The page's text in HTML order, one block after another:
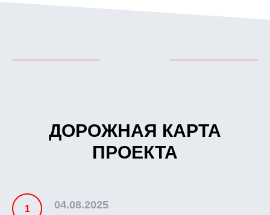
ДОРОЖНАЯ КАРТА
ПРОЕКТА
04.08.2025